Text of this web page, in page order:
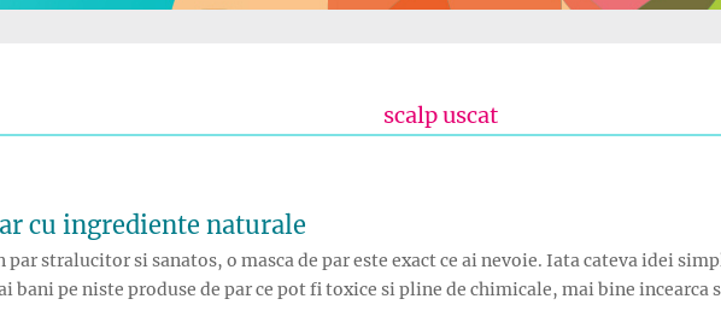
scalp uscat
cu ingrediente naturale
par stralucitor si sanatos, o masca de par este exact ce ai nevoie. Iata cateva idei
bani pe niste produse de par ce pot fi toxice si pline de chimicale, mai bine incearca